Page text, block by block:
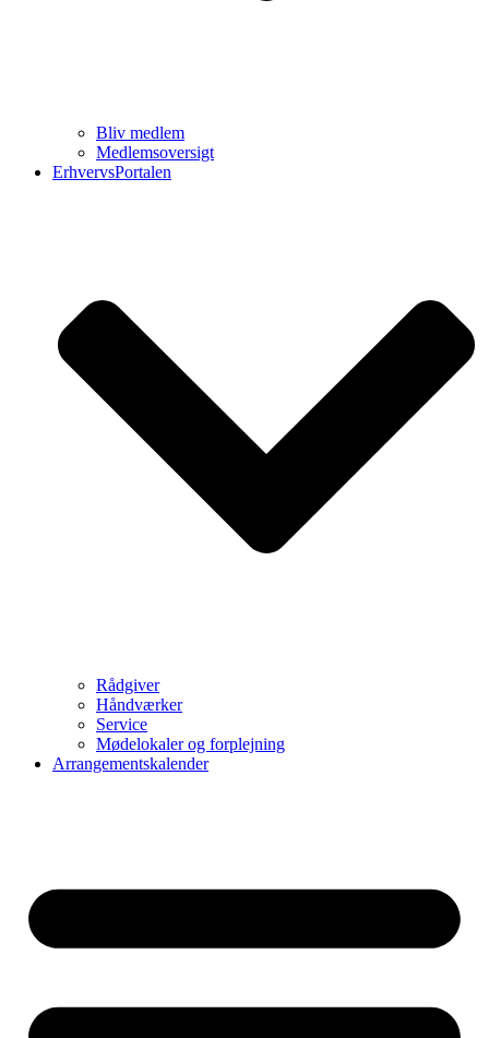
Bliv medlem
Medlemsoversigt
ErhvervsPortalen
Rådgiver
Håndværker
Service
Mødelokaler og forplejning
Arrangementskalender